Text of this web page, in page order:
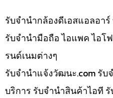
รับจำนำกล้องดีเอสแอลอา
รับจำนำมือถือ ไอแพค ไอโ
รนด์เนมต่างๆ
รับจํานําแจ้งวัฒนะ.com รับ
บริการ รับจำนำสินค้าไอที